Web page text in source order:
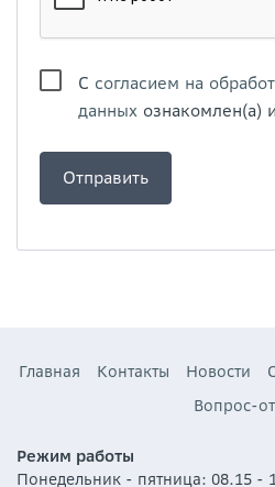
С согласием на
данных ознакомлен(а)
Главная Контакты Новости
Вопрос-
Режим работы
Понедельник - пятница: 08.15 -